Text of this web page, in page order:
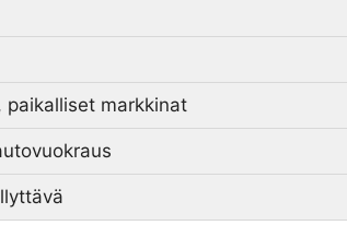
paikalliset markkinat